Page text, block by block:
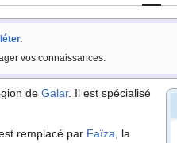
.
vos connaissances.
de Galar. Il est spécialisé
est remplacé par Faïza , la